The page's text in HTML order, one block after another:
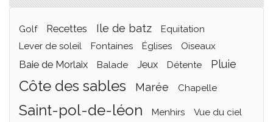
golf recettes ile de batz
equitation
lever de soleil
fontaines églises oiseaux
Baie de Morlaix balade jeux détente pluie
côte des sables marée Chapelle
saint-pol-de-léon menhirs
vue du ciel